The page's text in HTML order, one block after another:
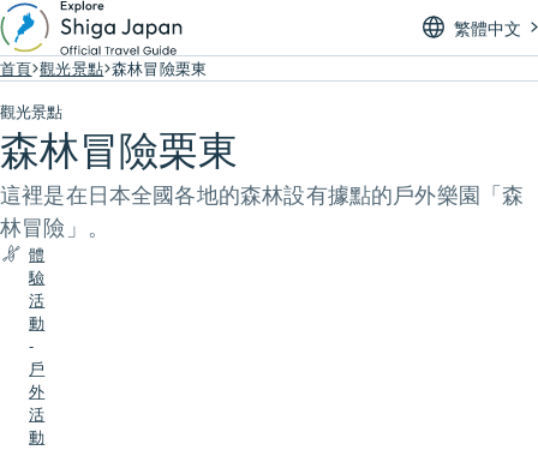
繁體中文
首頁 觀光景點 森林冒險栗東
觀光景點
森林冒險栗東
這裡是在日本全國各地的森林設有據點的戶外樂園「森
林冒險」。
體
驗
活
動
-
戶
外
活
動